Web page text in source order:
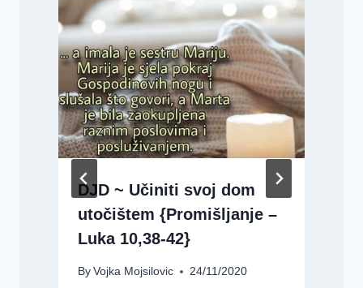
DJD ~ Učiniti svoj dom
utočištem {Promišljanje –
Luka 10,38-42}
ByVojka Mojsilovic 24/11/2020